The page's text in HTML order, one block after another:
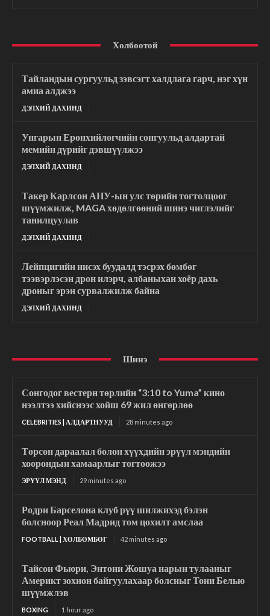
Холбоотой
Тайландын сургуульд зэвсэгт халдлага гарч, нэг хүн
амиа алджээ
ДЭЛХИЙ ДАХИНД
Унгарын Ерөнхийлөгчийн сонгуульд алдартай
мемийн дүрийг дэвшүүлжээ
ДЭЛХИЙ ДАХИНД
Такер Карлсон АНУ-ын улс төрийн тогтолцоог
шүүмжилж, MAGA хөдөлгөөний шинэ чиглэлийг
танилцуулав
ДЭЛХИЙ ДАХИНД
Лейпцигийн нисэх буудалд тэсрэх бөмбөг
тээвэрлэсэн дрон илэрч, албаныхан хоёр дахь
дроныг эрэн сурвалжилж байна
ДЭЛХИЙ ДАХИНД
Шинэ
Сонгодог вестерн төрлийн “3:10 to Yuma” кино
нээлтээ хийснээс хойш 69 жил өнгөрлөө
CELEBRITIES | АЛДАРТНУУД 28 minutes ago
Төрсөн дараалал болон хүүхдийн эрүүл мэндийн
хоорондын хамаарлыг тогтоожээ
ЭРҮҮЛ МЭНД 29 minutes ago
Родри Барселона клуб рүү шилжихэд бэлэн
болсноор Реал Мадрид том цохилт амслаа
FOOTBALL | ХӨЛБӨМБӨГ 42 minutes ago
Тайсон Фьюри, Энтони Жошуа нарын тулааныг
Америкт зохион байгуулахаар болсныг Тони Белью
шүүмжлэв
BOXING 1 hour ago